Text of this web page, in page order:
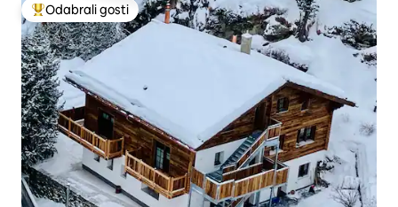
Među najviše rangiranima s oznakom „Odabrali gosti”
Odabrali gosti